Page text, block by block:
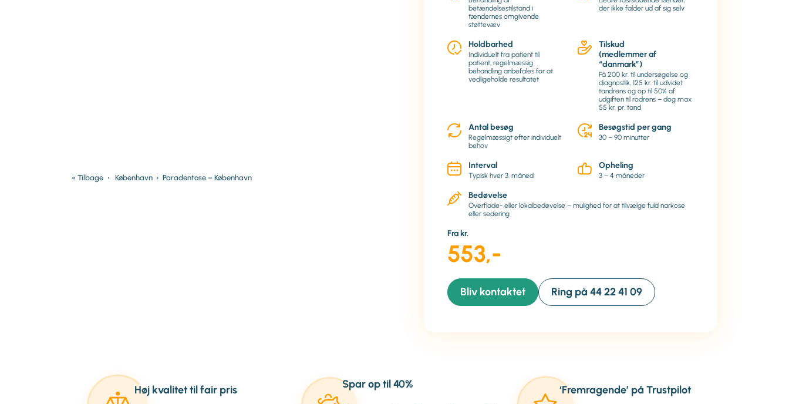
betændelsestilstand i
tændernes omgivende
støttevæv
der ikke falder ud af sig selv
Holdbarhed
Individuelt fra patient til
patient, regelmæssig
behandling anbefales for at
vedligeholde resultatet
Tilskud
(medlemmer af
“danmark”)
Få 200 kr. til undersøgelse og
diagnostik, 125 kr. til udvidet
tandrens og op til 50% af
udgiften til rodrens – dog max
55 kr. pr. tand
Antal besøg
Regelmæssigt efter individuelt
behov
Besøgstid per gang
30 – 90 minutter
Interval
Typisk hver 3. måned
Opheling
3 – 4 måneder
Bedøvelse
Overflade- eller lokalbedøvelse – mulighed for at tilvælge fuld narkose
eller sedering
Fra kr.
553,-
Bliv kontaktet Ring på 44 22 41 09
« Tilbage København › Paradentose – København
Høj kvalitet til fair pris Spar op til 40% ‘Fremragende’ på Trustpilot